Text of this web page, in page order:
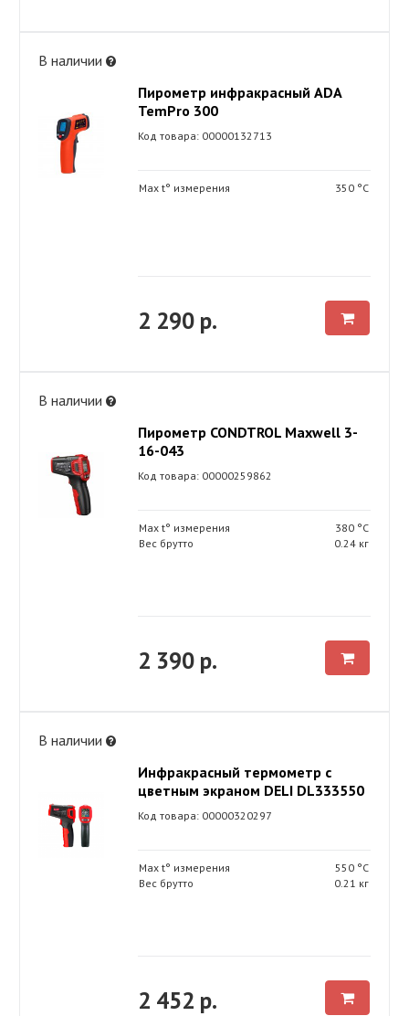
В наличии
Пирометр инфракрасный ADA
TemPro 300
Код товара: 00000132713
Max t° измерения 350 °С
2 290 р.
В наличии
Пирометр CONDTROL Maxwell 3-
16-043
Код товара: 00000259862
Max t° измерения
380 °С
Вес брутто
0.24 кг
2 390 р.
В наличии
Инфракрасный термометр с
цветным экраном DELI DL333550
Код товара: 00000320297
Max t° измерения
550 °С
Вес брутто
0.21 кг
2 452 р.